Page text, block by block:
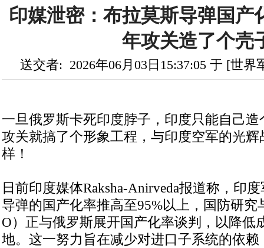
印媒泄密：布拉莫斯导弹国产
年攻关造了个壳
送交者: 2026年06月03日15:37:05 于 [世
一旦俄罗斯卡死印度脖子，印度只能自己
攻关就搞了个形象工程，与印度空军的光
样！
日前印度媒体Raksha-Anirveda报道称，印
导弹的国产化率推高至95%以上，国防研究
O）正与俄罗斯展开国产化率谈判，以降低
地。这一努力旨在减少对进口子系统的依